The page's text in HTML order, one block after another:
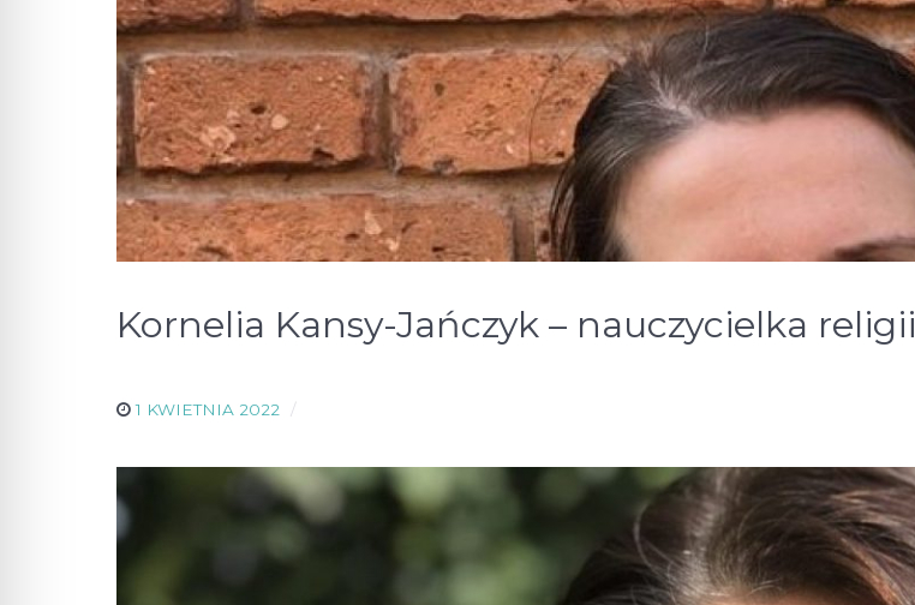
Kornelia Kansy-Jańczyk – nauczycielka religii
1 KWIETNIA 2022